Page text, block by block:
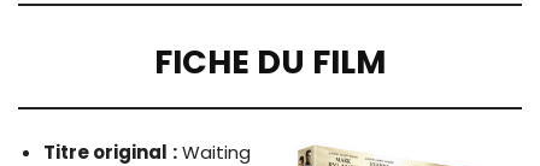
FICHE DU FILM
Titre original :Waiting